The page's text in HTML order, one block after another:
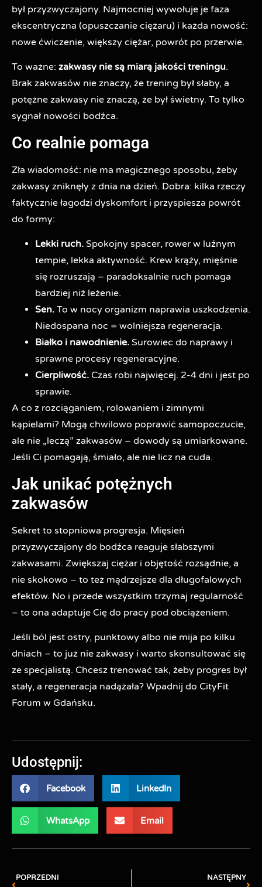
był przyzwyczajony. Najmocniej wywołuje je faza
ekscentryczna (opuszczanie ciężaru) i każda nowość:
nowe ćwiczenie, większy ciężar, powrót po przerwie.
To ważne: zakwasy nie są miarą jakości treningu.
Brak zakwasów nie znaczy, że trening był słaby, a
potężne zakwasy nie znaczą, że był świetny. To tylko
sygnał nowości bodźca.
Co realnie pomaga
Zła wiadomość: nie ma magicznego sposobu, żeby
zakwasy zniknęły z dnia na dzień. Dobra: kilka rzeczy
faktycznie łagodzi dyskomfort i przyspiesza powrót
do formy:
Lekki ruch. Spokojny spacer, rower w luźnym
tempie, lekka aktywność. Krew krąży, mięśnie
się rozruszają – paradoksalnie ruch pomaga
bardziej niż leżenie.
Sen. To w nocy organizm naprawia uszkodzenia.
Niedospana noc = wolniejsza regeneracja.
Białko i nawodnienie. Surowiec do naprawy i
sprawne procesy regeneracyjne.
Cierpliwość. Czas robi najwięcej. 2-4 dni i jest po
sprawie.
A co z rozciąganiem, rolowaniem i zimnymi
kąpielami? Mogą chwilowo poprawić samopoczucie,
ale nie „leczą” zakwasów – dowody są umiarkowane.
Jeśli Ci pomagają, śmiało, ale nie licz na cuda.
Jak unikać potężnych
zakwasów
Sekret to stopniowa progresja. Mięsień
przyzwyczajony do bodźca reaguje słabszymi
zakwasami. Zwiększaj ciężar i objętość rozsądnie, a
nie skokowo – to też mądrzejsze dla długofalowych
efektów. No i przede wszystkim trzymaj regularność
– to ona adaptuje Cię do pracy pod obciążeniem.
Jeśli ból jest ostry, punktowy albo nie mija po kilku
dniach – to już nie zakwasy i warto skonsultować się
ze specjalistą. Chcesz trenować tak, żeby progres był
stały, a regeneracja nadążała? Wpadnij do CityFit
Forum w Gdańsku.
Udostępnij:
Facebook LinkedIn
WhatsApp Email
POPRZEDNI NASTĘPNY